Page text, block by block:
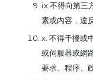
ix.不得向第三
素或內容，違
x. 不得干擾或
或伺服器或網
要求、程序、